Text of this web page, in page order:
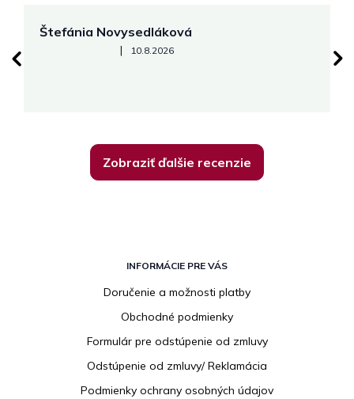
Štefánia Novysedláková
Hodnotenie obchodu je 5 z 5 hviezdičiek.
| 10.8.2026
Zobraziť ďalšie recenzie
INFORMÁCIE PRE VÁS
Doručenie a možnosti platby
Obchodné podmienky
Formulár pre odstúpenie od zmluvy
Odstúpenie od zmluvy/ Reklamácia
Podmienky ochrany osobných údajov